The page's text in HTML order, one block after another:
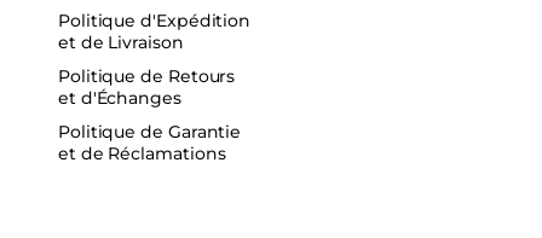
Politique d'Expédition
et de Livraison
Politique de Retours
et d'Échanges
Politique de Garantie
et de Réclamations